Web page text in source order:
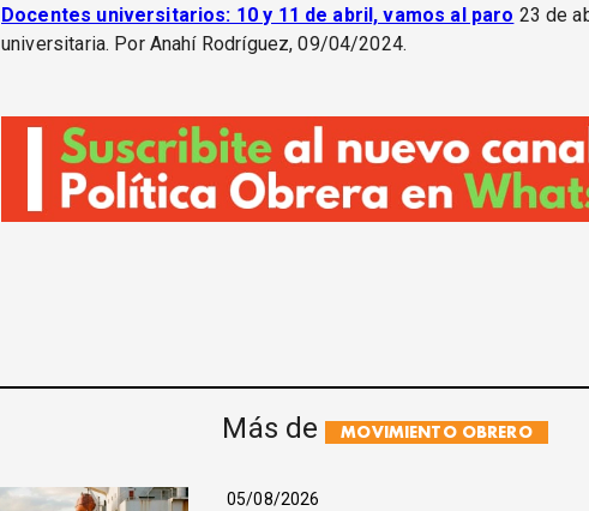
Docentes universitarios: 10 y 11 de abril, vamos al paro 23 de
universitaria. Por Anahí Rodríguez, 09/04/2024.
Más de MOVIMIENTO OBRERO
05/08/2026